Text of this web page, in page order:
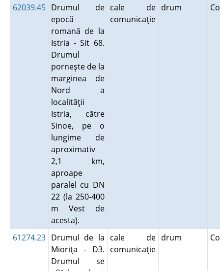
62039.45 Drumul de
epocă
romană de la
Istria - Sit 68.
Drumul
porneşte de la
marginea de
Nord a
localităţii
Istria, către
Sinoe, pe o
lungime de
aproximativ
2,1 km,
aproape
paralel cu DN
22 (la 250-400
m Vest de
acesta).
cale de
comunicaţie
drum
61274.23 Drumul de la
Mioriţa - D3.
Drumul se
cale de
comunicaţie
drum